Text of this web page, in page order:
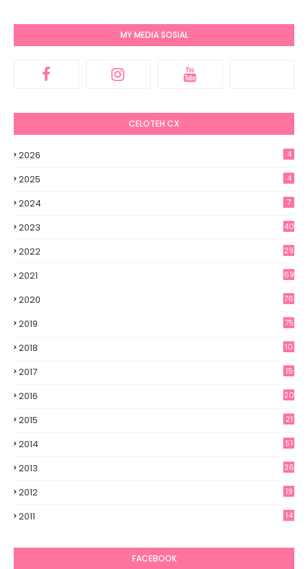
MY MEDIA SOSIAL
CELOTEH CX
2026 4
2025 4
2024 7
2023 40
2022 29
2021 69
2020 76
2019 75
2018 10
2017 15
2016 20
2015 21
2014 51
2013 36
2012
19
2011
14
FACEBOOK